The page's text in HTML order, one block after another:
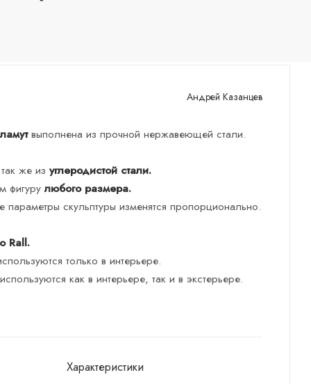
Андрей Казанцев
выполнена из прочной нержавеющей стали.
же из углеродистой стали.
фигурулюбого размера.
параметры скульптуры изменятся пропорционально.
Rall.
только в интерьере.
как в интерьере, так и в экстерьере.
Характеристики